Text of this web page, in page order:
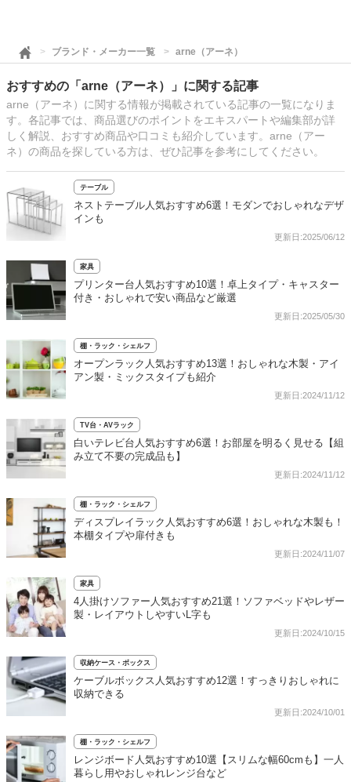
ブランド・メーカー一覧 arne（アーネ）
おすすめの「arne（アーネ）」に関する記事
arne（アーネ）に関する情報が掲載されている記事の一覧になりま
す。各記事では、商品選びのポイントをエキスパートや編集部が詳
しく解説、おすすめ商品や口コミも紹介しています。arne（アー
ネ）の商品を探している方は、ぜひ記事を参考にしてください。
テーブル
ネストテーブル人気おすすめ6選！モダンでおしゃれなデザ
インも
更新日:2025/06/12
家具
プリンター台人気おすすめ10選！卓上タイプ・キャスター
付き・おしゃれで安い商品など厳選
更新日:2025/05/30
棚・ラック・シェルフ
オープンラック人気おすすめ13選！おしゃれな木製・アイ
アン製・ミックスタイプも紹介
更新日:2024/11/12
TV台・AVラック
白いテレビ台人気おすすめ6選！お部屋を明るく見せる【組
み立て不要の完成品も】
更新日:2024/11/12
棚・ラック・シェルフ
ディスプレイラック人気おすすめ6選！おしゃれな木製も！
本棚タイプや扉付きも
更新日:2024/11/07
家具
4人掛けソファー人気おすすめ21選！ソファベッドやレザー
製・レイアウトしやすいL字も
更新日:2024/10/15
収納ケース・ボックス
ケーブルボックス人気おすすめ12選！すっきりおしゃれに
収納できる
更新日:2024/10/01
棚・ラック・シェルフ
レンジボード人気おすすめ10選【スリムな幅60cmも】一人
暮らし用やおしゃれレンジ台など